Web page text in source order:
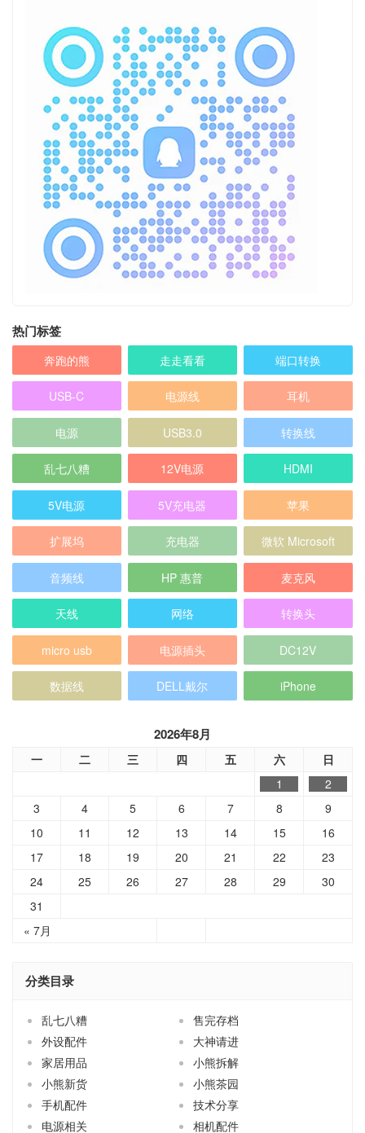
热门标签
USB-C 电源线 耳机
电源 USB3.0 转换线
乱七八糟 12V电源 HDMI
5V电源 5V充电器 苹果
扩展坞 充电器 微软 Microsoft
音频线 HP 惠普 麦克风
天线 网络 转换头
micro usb 电源插头 DC12V
数据线 DELL戴尔 iPhone
2026年8月
一 二 三 四 五 六 日
« 7月
4 5 6 7 8
9
15
16
17
18 19 20 21 22
23
24
25 26 27 28 29
30
31
分类目录
外设配件
小熊新货
小熊茶园
手机配件
技术分享
电源相关
相机配件
端口转换
线材配件
网络相关
耳机话筒